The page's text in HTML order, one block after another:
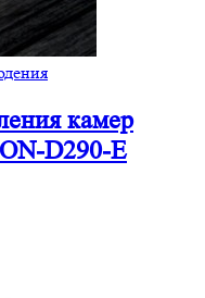
камер
D290-E